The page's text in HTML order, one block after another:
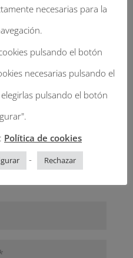
no será
necesarias para la
pulsando el botón
necesarias pulsando el
pulsando el botón
Política de cookies
- Rechazar